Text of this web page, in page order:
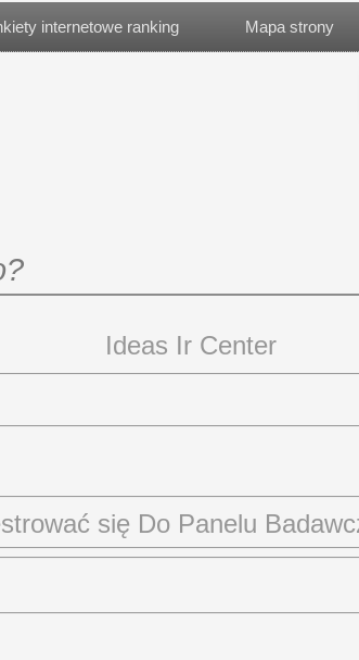
internetowe ranking Mapa strony
Ideas Ir Center
się Do Panelu